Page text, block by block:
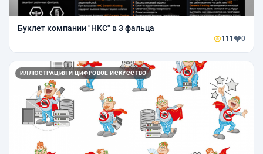
Буклет компании "НКС" в 3 фальца
111 0
ИЛЛЮСТРАЦИЯ И ЦИФРОВОЕ ИСКУССТВО